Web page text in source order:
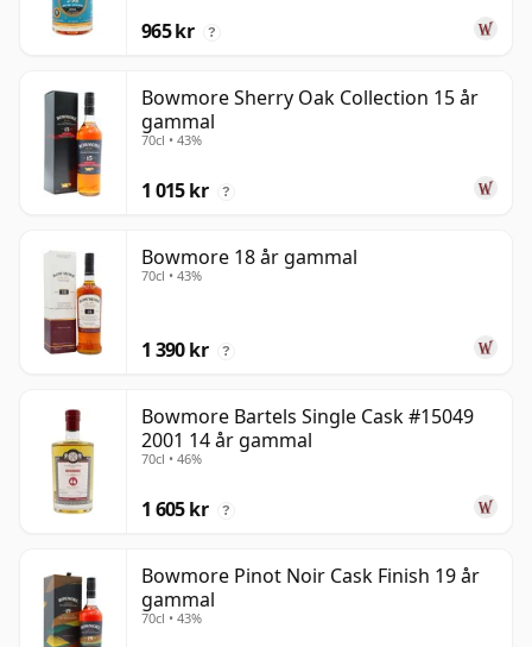
965 kr ?
Bowmore Sherry Oak Collection 15 år
gammal
70cl • 43%
1 015 kr ?
Bowmore 18 år gammal
70cl • 43%
1 390 kr ?
Bowmore Bartels Single Cask #15049
2001 14 år gammal
70cl • 46%
1 605 kr ?
Bowmore Pinot Noir Cask Finish 19 år
gammal
70cl • 43%